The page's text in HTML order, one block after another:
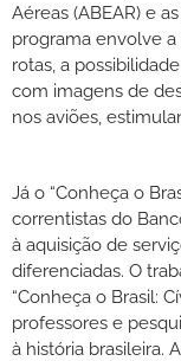
Aéreas (ABEAR) e
programa envolve
rotas, a
com imagens de
nos aviões,
Já o “Conheça o
correntistas do
à aquisição de
diferenciadas. O
“Conheça o Brasil:
professores e
à história brasileira.